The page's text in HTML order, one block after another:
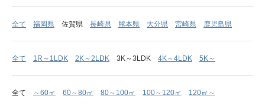
全て 福岡県 佐賀県 長崎県 熊本県 大分県 宮崎県 鹿児島県
全て 1R～1LDK 2K～2LDK 3K～3LDK 4K～4LDK 5K～
全て ～60㎡ 60～80㎡ 80～100㎡ 100～120㎡ 120㎡～